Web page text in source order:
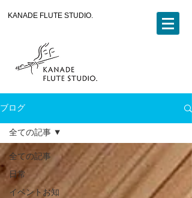
KANADE FLUTE STUDIO.
ブログ
全ての記事
日常
イベントお知
全ての記事